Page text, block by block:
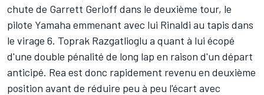
chute de Garrett Gerloff dans le deuxième tour, le
pilote Yamaha emmenant avec lui Rinaldi au tapis dans
le virage 6. Toprak Razgatlioglu a quant à lui écopé
d'une double pénalité de long lap en raison d'un départ
anticipé. Rea est donc rapidement revenu en deuxième
position avant de réduire peu à peu l'écart avec